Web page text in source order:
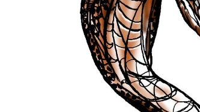
Venenosa
Animais/Digital